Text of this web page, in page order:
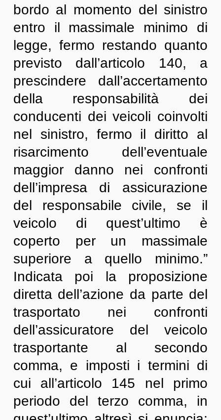
bordo al momento del sinistro
entro il massimale minimo di
legge, fermo restando quanto
previsto dall’articolo 140, a
prescindere dall’accertamento
della responsabilità dei
conducenti dei veicoli coinvolti
nel sinistro, fermo il diritto al
risarcimento dell’eventuale
maggior danno nei confronti
dell’impresa di assicurazione
del responsabile civile, se il
veicolo di quest’ultimo è
coperto per un massimale
superiore a quello minimo.”
Indicata poi la proposizione
diretta dell’azione da parte del
trasportato nei confronti
dell’assicuratore del veicolo
trasportante al secondo
comma, e imposti i termini di
cui all’articolo 145 nel primo
periodo del terzo comma, in